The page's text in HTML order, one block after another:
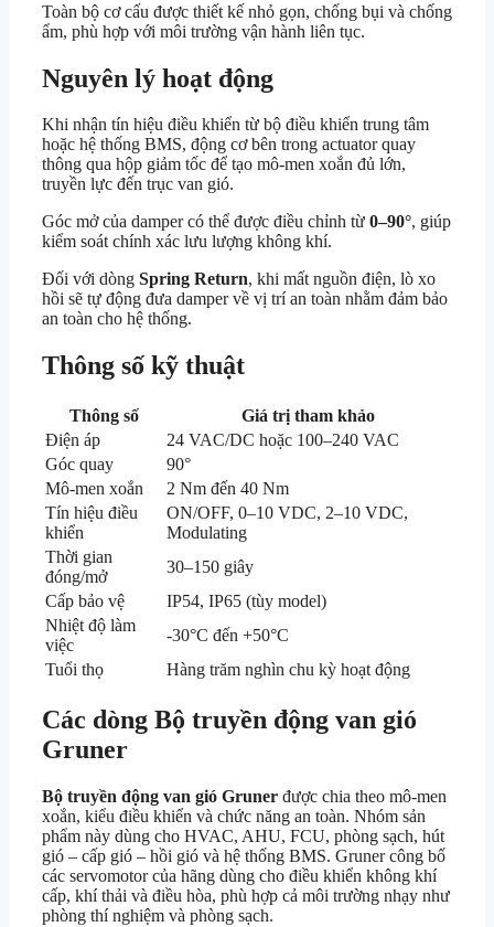
Toàn bộ cơ cấu được thiết kế nhỏ gọn, chống bụi và chống
ẩm, phù hợp với môi trường vận hành liên tục.
Nguyên lý hoạt động
Khi nhận tín hiệu điều khiển từ bộ điều khiển trung tâm
hoặc hệ thống BMS, động cơ bên trong actuator quay
thông qua hộp giảm tốc để tạo mô-men xoắn đủ lớn,
truyền lực đến trục van gió.
Góc mở của damper có thể được điều chỉnh từ 0–90°, giúp
kiểm soát chính xác lưu lượng không khí.
Đối với dòng Spring Return, khi mất nguồn điện, lò xo
hồi sẽ tự động đưa damper về vị trí an toàn nhằm đảm bảo
an toàn cho hệ thống.
Thông số kỹ thuật
Thông số
Giá trị tham khảo
Điện áp
24 VAC/DC hoặc 100–240 VAC
Góc quay
90°
Mô-men xoắn
2 Nm đến 40 Nm
Tín hiệu điều
khiển
ON/OFF, 0–10 VDC, 2–10 VDC,
Modulating
Thời gian
đóng/mở
30–150 giây
Cấp bảo vệ
IP54, IP65 (tùy model)
Nhiệt độ làm
việc
-30°C đến +50°C
Tuổi thọ
Hàng trăm nghìn chu kỳ hoạt động
Các dòng Bộ truyền động van gió
Gruner
Bộ truyền động van gió Gruner được chia theo mô-men
xoắn, kiểu điều khiển và chức năng an toàn. Nhóm sản
phẩm này dùng cho HVAC, AHU, FCU, phòng sạch, hút
gió – cấp gió – hồi gió và hệ thống BMS. Gruner công bố
các servomotor của hãng dùng cho điều khiển không khí
cấp, khí thải và điều hòa, phù hợp cả môi trường nhạy như
phòng thí nghiệm và phòng sạch.